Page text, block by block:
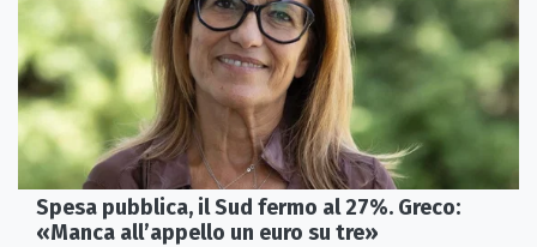
Spesa pubblica, il Sud fermo al 27%. Greco:
«Manca all’appello un euro su tre»